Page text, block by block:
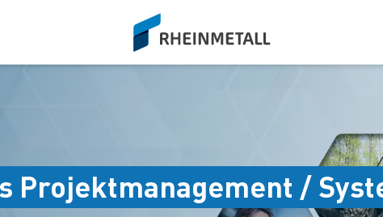
siteLogo
Projektmanagement /